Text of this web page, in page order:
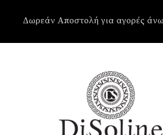
Δωρεάν Αποστολή για αγορές